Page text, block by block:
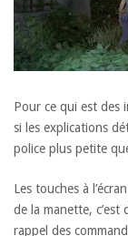
Pour ce qui est des
si les explications
police plus petite
Les touches à
de la manette,
rappel des